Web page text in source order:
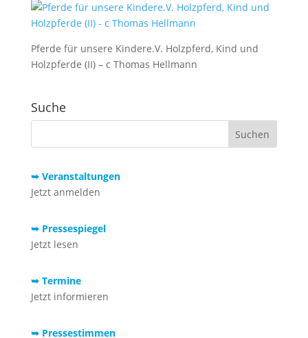
Pferde für unsere Kindere.V. Holzpferd, Kind und
Holzpferde (II) – c Thomas Hellmann
Suche
➥ Veranstaltungen
Jetzt anmelden
➥ Pressespiegel
Jetzt lesen
➥ Termine
Jetzt informieren
➥ Pressestimmen